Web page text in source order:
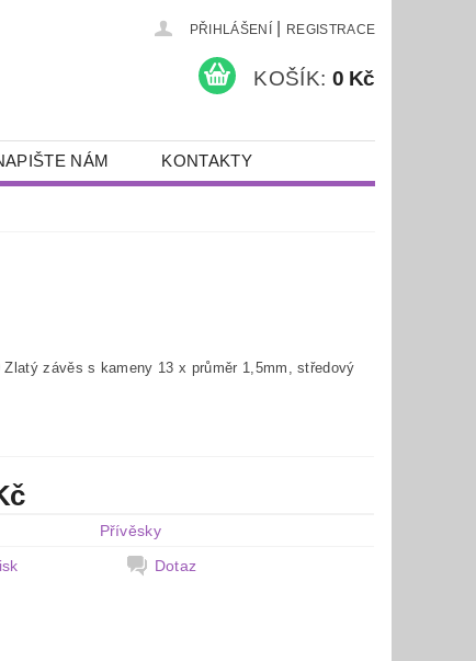
PŘIHLÁŠENÍ REGISTRACE
KOŠÍK: 0 Kč
NÁM KONTAKTY
Zlatý závěs s kameny 13 x průměr 1,5mm, středový
Přívěsky
Dotaz